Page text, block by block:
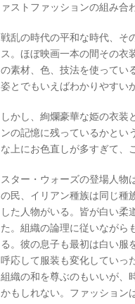
ァストファッションの組み合
戦乱の時代の平和な時代、そ
ス。ほぼ映画一本の間その衣
の素材、色、技法を使ってい
姿とでもいえばわかりやすい
しかし、絢爛豪華な姫の衣装
ンの記憶に残っているかとい
な上にお色直しが多すぎて、
スター・ウォーズの登場人物
の民、イリアン種族は同じ種
した人物がいる。皆が白い柔
た。組織の論理に従いながら
る。彼の息子も最初は白い服
呼応して服装も変化していっ
組織の和を尊ぶのもいいが、
かもしれない。ファッション